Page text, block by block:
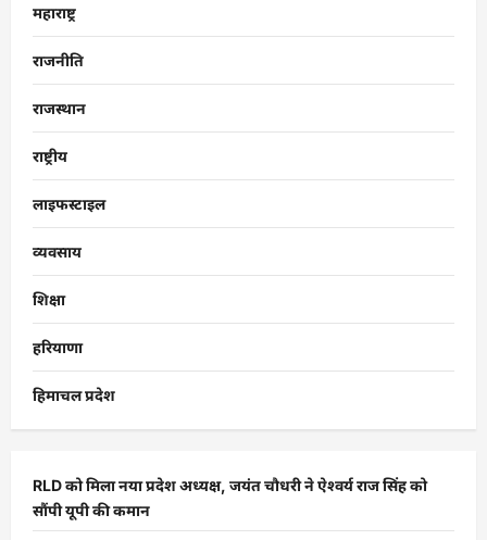
महाराष्ट्र
राजनीति
राजस्थान
राष्ट्रीय
लाइफस्टाइल
व्यवसाय
शिक्षा
हरियाणा
हिमाचल प्रदेश
RLD को मिला नया प्रदेश अध्यक्ष, जयंत चौधरी ने ऐश्वर्य राज सिंह को
सौंपी यूपी की कमान